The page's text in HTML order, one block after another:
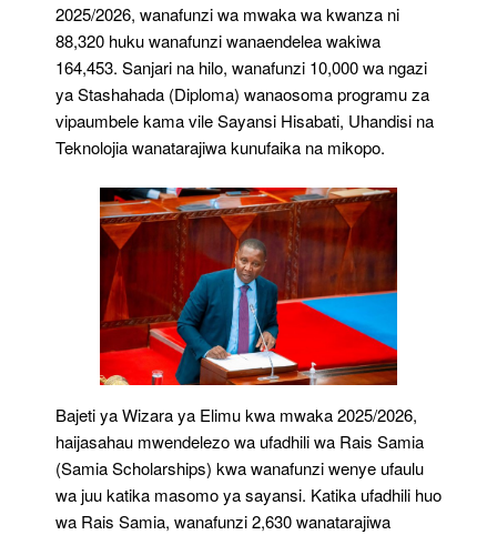
2025/2026, wanafunzi wa mwaka wa kwanza ni
88,320 huku wanafunzi wanaendelea wakiwa
164,453. Sanjari na hilo, wanafunzi 10,000 wa ngazi
ya Stashahada (Diploma) wanaosoma programu za
vipaumbele kama vile Sayansi Hisabati, Uhandisi na
Teknolojia wanatarajiwa kunufaika na mikopo.
Bajeti ya Wizara ya Elimu kwa mwaka 2025/2026,
haijasahau mwendelezo wa ufadhili wa Rais Samia
(Samia Scholarships) kwa wanafunzi wenye ufaulu
wa juu katika masomo ya sayansi. Katika ufadhili huo
wa Rais Samia, wanafunzi 2,630 wanatarajiwa